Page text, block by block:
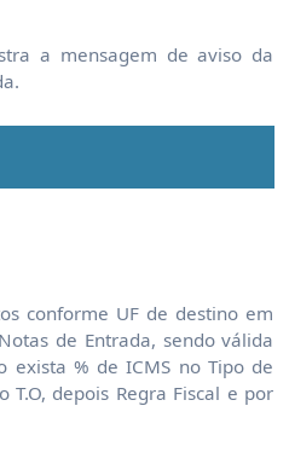
a mensagem de aviso da
conforme UF de destino em
de Entrada, sendo válida
exista % de ICMS no Tipo de
depois Regra Fiscal e por